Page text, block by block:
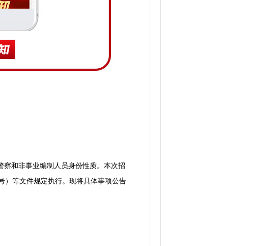
和非事业编制人员身份性质。本次招
）等文件规定执行。现将具体事项公告